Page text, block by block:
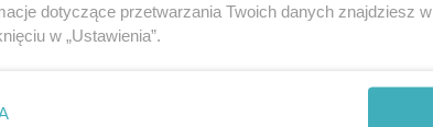
dotyczące przetwarzania Twoich danych znajdziesz w
w „Ustawienia”.